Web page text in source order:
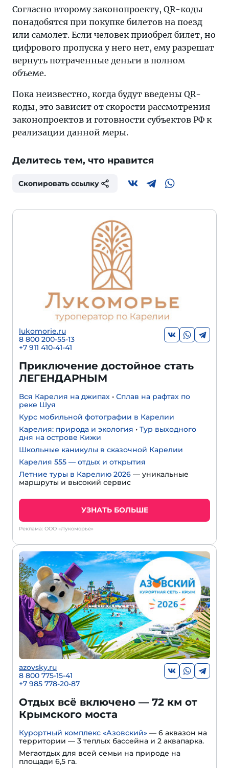
Согласно второму законопроекту, QR-коды
понадобятся при покупке билетов на поезд
или самолет. Если человек приобрел билет, но
цифрового пропуска у него нет, ему разрешат
вернуть потраченные деньги в полном
объеме.
Пока неизвестно, когда будут введены QR-
коды, это зависит от скорости рассмотрения
законопроектов и готовности субъектов РФ к
реализации данной меры.
Делитесь тем, что нравится
Скопировать ссылку
lukomorie.ru
8 800 200-55-13
+7 911 410-41-41
Приключение достойное стать
ЛЕГЕНДАРНЫМ
Вся Карелия на джипах • Сплав на рафтах по
реке Шуя
Курс мобильной фотографии в Карелии
Карелия: природа и экология • Тур выходного
дня на острове Кижи
Школьные каникулы в сказочной Карелии
Карелия 555 — отдых и открытия
Летние туры в Карелию 2026 — уникальные
маршруты и высокий сервис
УЗНАТЬ БОЛЬШЕ
Реклама: ООО «Лукоморье»
azovsky.ru
8 800 775-15-41
+7 985 778-20-87
Отдых всё включено — 72 км от
Крымского моста
Курортный комплекс «Азовский» — 6 аквазон на
территории — 3 теплых бассейна и 2 аквапарка.
Мегаотдых для всей семьи на природе на
площади 6,5 га.